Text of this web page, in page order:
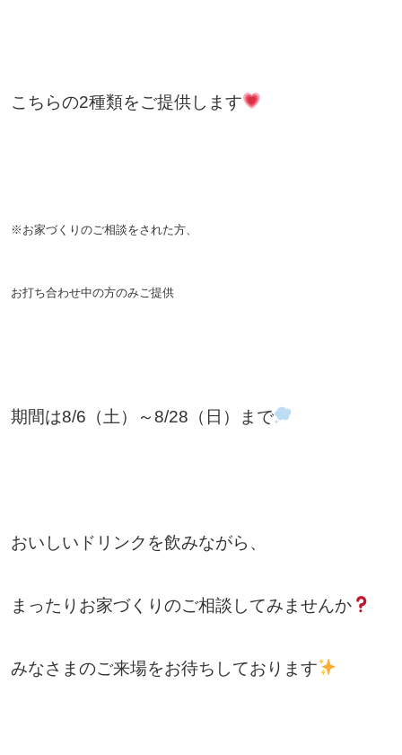
こちらの2種類をご提供します
※お家づくりのご相談をされた方、
お打ち合わせ中の方のみご提供
期間は8/6（土）～8/28（日）まで
おいしいドリンクを飲みながら、
まったりお家づくりのご相談してみませんか
みなさまのご来場をお待ちしております